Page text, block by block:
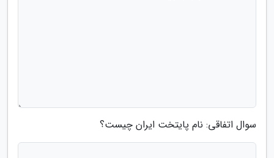
سوال اتفاقی: نام پایتخت ایران چیست؟